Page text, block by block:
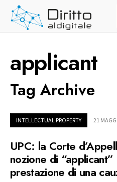
Skip
applicant
Tag Archive
INTELLECTUAL PROPERTY 21
UPC: la Corte
nozione di
prestazione di una